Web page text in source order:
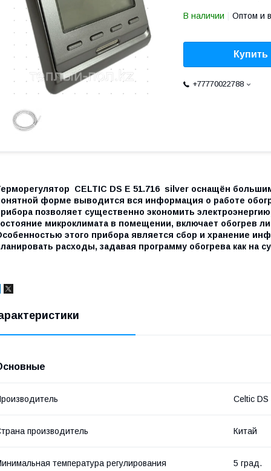
В наличии Оптом и
Купить
+77770022788
CELTIC DS Е 51.716 silver оснащён
форме выводится вся информация о работе
позволяет существенно экономить
микроклимата в помещении, включает обогрев
этого прибора является сбор и хранение
расходы, задавая программу обогрева как на
Celtic DS
производитель Китай
температура регулирования 5 град.